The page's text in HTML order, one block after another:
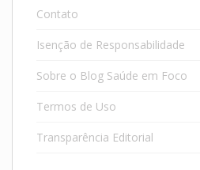
Contato
Isenção de Responsabilidade
Sobre o Blog Saúde em Foco
Termos de Uso
Transparência Editorial